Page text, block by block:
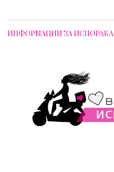
ИНФОРМАЦИИ ЗА ИСПОРАКА